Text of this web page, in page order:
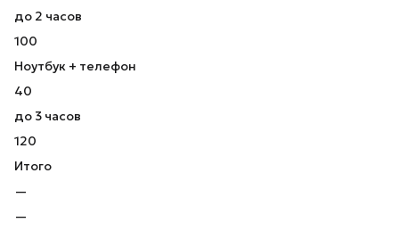
до 2 часов
100
Ноутбук + телефон
40
до 3 часов
120
Итого
—
—